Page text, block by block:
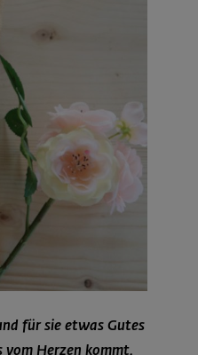
für sie etwas Gutes
vom Herzen kommt.